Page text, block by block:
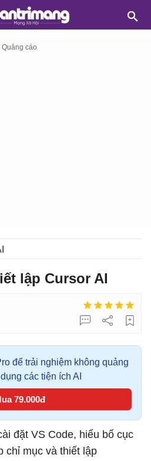
lập Cursor AI
để trải nghiệm không quảng
các tiện ích AI
79.000đ
đặt VS Code, hiểu bố cục
chỉ mục và thiết lập